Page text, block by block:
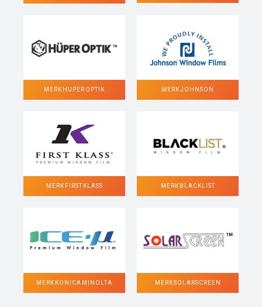
MERK HUPER OPTIK MERK JOHNSON
MERK FIRST KLASS MERK BLACKLIST
MERK KONICA MINOLTA MERK SOLARSCREEN